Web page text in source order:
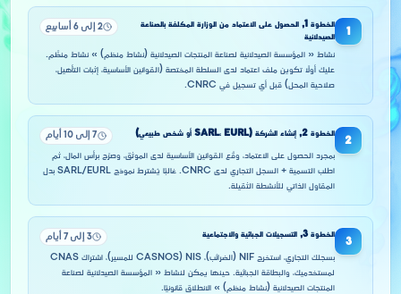
1
الخطوة 1
, الحصول على الاعتماد من الوزارة المكلفة بالصناعة
الصيدلانية
2 إلى 6 أسابيع
نشاط « المؤسسة الصيدلانية لصناعة المنتجات الصيدلانية (نشاط منظم) » نشاط منظَّم.
عليك أولًا تكوين ملف اعتماد لدى السلطة المختصة (القوانين الأساسية، إثبات التأهيل،
صلاحية المحل) قبل أي تسجيل في CNRC.
2
الخطوة 2
, إنشاء الشركة (SARL، EURL أو شخص طبيعي) 7 إلى 10 أيام
بمجرد الحصول على الاعتماد، وقّع القوانين الأساسية لدى الموثق، وصرّح برأس المال، ثم
اطلب التسمية + السجل التجاري لدى CNRC. غالبًا يُشترط نموذج SARL/EURL بدل
المقاول الذاتي للأنشطة الثقيلة.
3
الخطوة 3
, التسجيلات الجبائية والاجتماعية 3 إلى 7 أيام
بسجلك التجاري، استخرج NIF (الضرائب)، NIS (CASNOS للمسير)، اشتراك CNAS
لمستخدميك، والبطاقة الجبائية. حينها يمكن لنشاط « المؤسسة الصيدلانية لصناعة
المنتجات الصيدلانية (نشاط منظم) » الانطلاق قانونيًا.